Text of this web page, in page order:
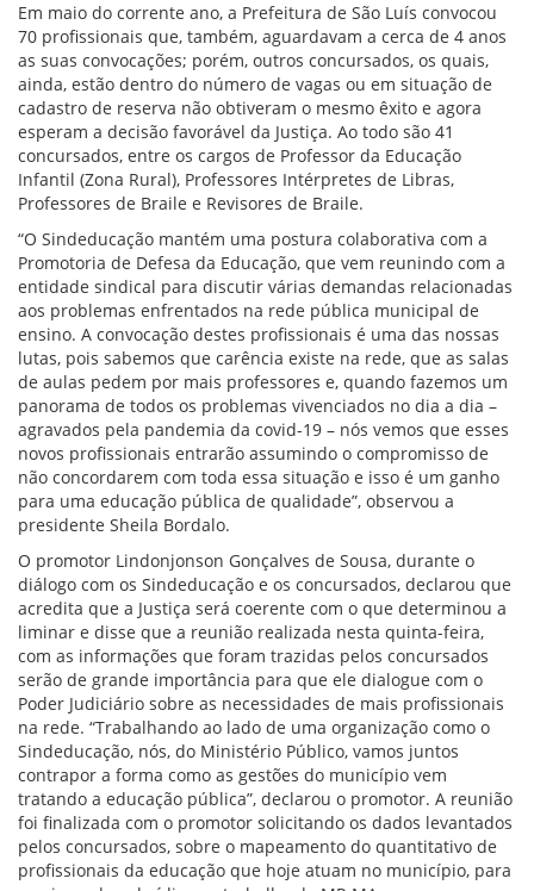
Em maio do corrente ano, a Prefeitura de São Luís convocou
70 profissionais que, também, aguardavam a cerca de 4 anos
as suas convocações; porém, outros concursados, os quais,
ainda, estão dentro do número de vagas ou em situação de
cadastro de reserva não obtiveram o mesmo êxito e agora
esperam a decisão favorável da Justiça. Ao todo são 41
concursados, entre os cargos de Professor da Educação
Infantil (Zona Rural), Professores Intérpretes de Libras,
Professores de Braile e Revisores de Braile.
“O Sindeducação mantém uma postura colaborativa com a
Promotoria de Defesa da Educação, que vem reunindo com a
entidade sindical para discutir várias demandas relacionadas
aos problemas enfrentados na rede pública municipal de
ensino. A convocação destes profissionais é uma das nossas
lutas, pois sabemos que carência existe na rede, que as salas
de aulas pedem por mais professores e, quando fazemos um
panorama de todos os problemas vivenciados no dia a dia –
agravados pela pandemia da covid-19 – nós vemos que esses
novos profissionais entrarão assumindo o compromisso de
não concordarem com toda essa situação e isso é um ganho
para uma educação pública de qualidade”, observou a
presidente Sheila Bordalo.
O promotor Lindonjonson Gonçalves de Sousa, durante o
diálogo com os Sindeducação e os concursados, declarou que
acredita que a Justiça será coerente com o que determinou a
liminar e disse que a reunião realizada nesta quinta-feira,
com as informações que foram trazidas pelos concursados
serão de grande importância para que ele dialogue com o
Poder Judiciário sobre as necessidades de mais profissionais
na rede. “Trabalhando ao lado de uma organização como o
Sindeducação, nós, do Ministério Público, vamos juntos
contrapor a forma como as gestões do município vem
tratando a educação pública”, declarou o promotor. A reunião
foi finalizada com o promotor solicitando os dados levantados
pelos concursados, sobre o mapeamento do quantitativo de
profissionais da educação que hoje atuam no município, para